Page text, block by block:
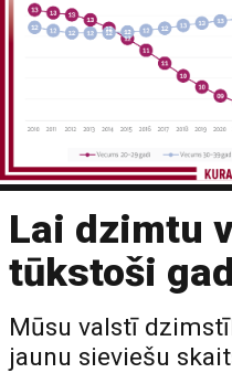
Lai dzimtu
tūkstoši
Mūsu valstī
jaunu sieviešu